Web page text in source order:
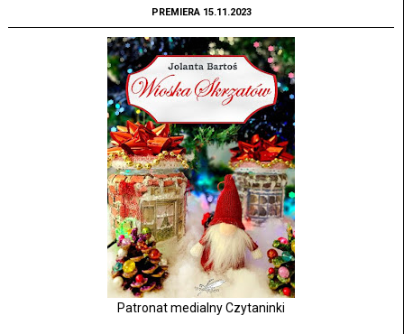
PREMIERA 15.11.2023
Patronat medialny Czytaninki